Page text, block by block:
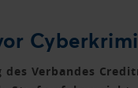
des Verbandes